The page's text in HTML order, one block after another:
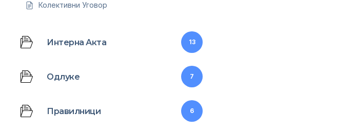
Колективни Уговор
Интерна Акта 13
Одлуке 7
Правилници 6